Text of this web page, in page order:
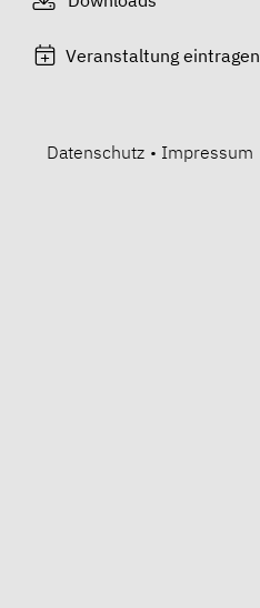
Veranstaltung eintragen
Datenschutz • Impressum